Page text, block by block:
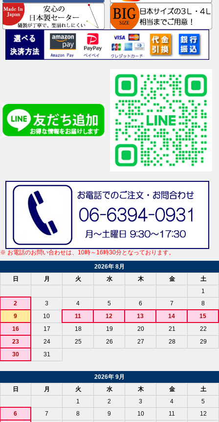
※ お電話のお問い合わせは、10時～16時30分となっております。
2026年 8月
日
月 火 水 木 金
土
1
2
3 4 5 6 7
8
9
10 11 12 13 14
15
16
17 18 19 20 21
22
23
24 25 26 27 28
29
30
31
2026年 9月
日
月 火 水 木 金
土
1
2 3 4
5
6
7 8 9 10 11 12